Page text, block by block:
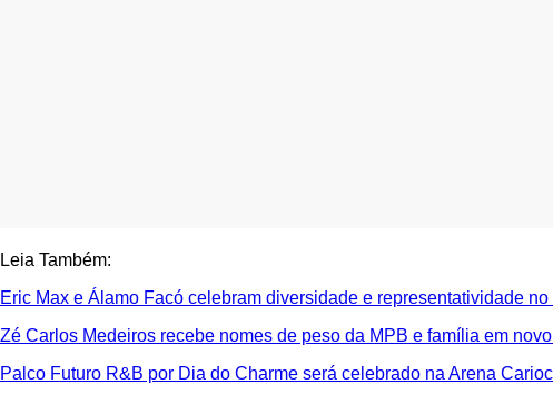
Leia Também:
Eric Max e Álamo Facó celebram diversidade e representatividade
Zé Carlos Medeiros recebe nomes de peso da MPB e família em
Palco Futuro R&B por Dia do Charme será celebrado na Arena